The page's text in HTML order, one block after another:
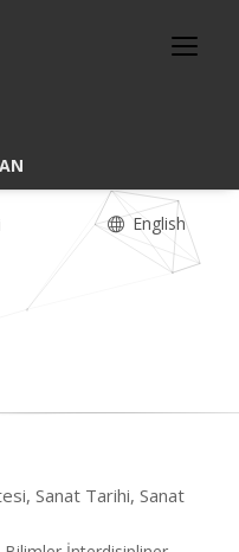
English
Sanat Tarihi, Sanat